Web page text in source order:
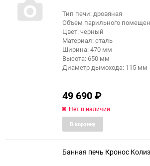
Тип печи: дровяная
Объем парильного
Цвет: черный
Материал: сталь
Ширина: 470 мм
Высота: 650 мм
Диаметр дымохода: 115 мм
49 690₽
Нет в наличии
В корзину
Банная печь Кронос